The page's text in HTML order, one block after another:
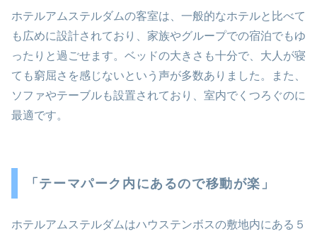
ホテルアムステルダムの客室は、一般的なホテルと比べて
も広めに設計されており、家族やグループでの宿泊でもゆ
ったりと過ごせます。ベッドの大きさも十分で、大人が寝
ても窮屈さを感じないという声が多数ありました。また、
ソファやテーブルも設置されており、室内でくつろぐのに
最適です。
「テーマパーク内にあるので移動が楽」
ホテルアムステルダムはハウステンボスの敷地内にある５